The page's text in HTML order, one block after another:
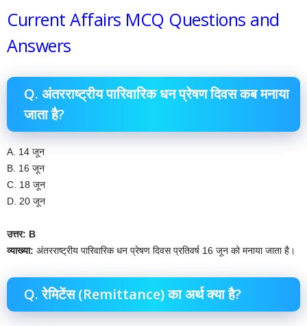
Current Affairs MCQ Questions and
Answers
Q. अंतरराष्ट्रीय पारिवारिक धन प्रेषण दिवस कब मनाया
जाता है?
A. 14 जून
B. 16 जून
C. 18 जून
D. 20 जून
उत्तर: B
व्याख्या: अंतरराष्ट्रीय पारिवारिक धन प्रेषण दिवस प्रतिवर्ष 16 जून को मनाया जाता है।
Q. रेमिटेंस (Remittance) का अर्थ क्या है?